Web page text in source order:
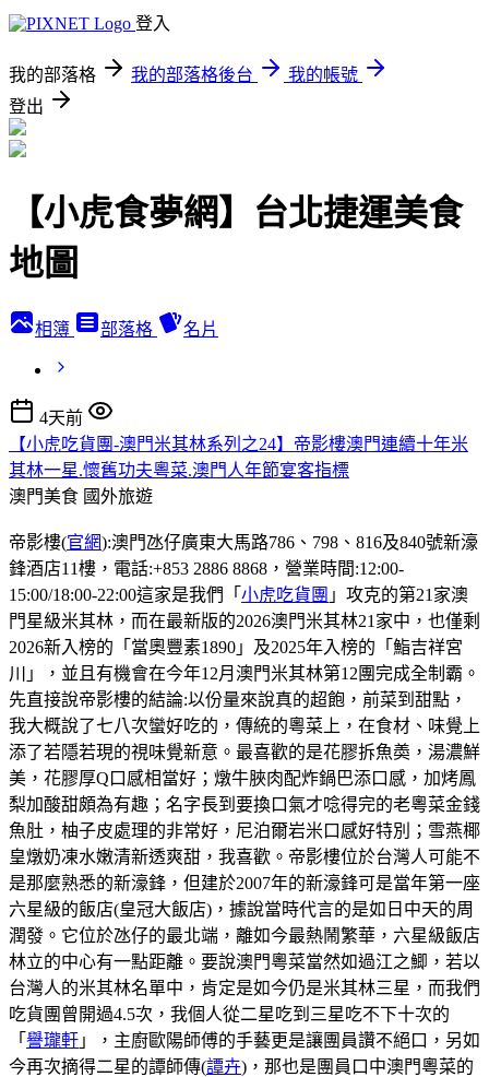
登入
我的部落格 我的部落格後台
我的帳號
登出
【小虎食夢網】台北捷運美食
地圖
相簿 部落格 名片
4天前
【小虎吃貨團-澳門米其林系列之24】帝影樓澳門連續十年米
其林一星.懷舊功夫粵菜.澳門人年節宴客指標
澳門美食 國外旅遊
帝影樓(官網):澳門氹仔廣東大馬路786、798、816及840號新濠
鋒酒店11樓，電話:+853 2886 8868，營業時間:12:00-
15:00/18:00-22:00這家是我們「 小虎吃貨團 」攻克的第21家澳
門星級米其林，而在最新版的2026澳門米其林21家中，也僅剩
2026新入榜的「當奧豐素1890」及2025年入榜的「鮨吉祥宮
川」，並且有機會在今年12月澳門米其林第12團完成全制霸。
先直接說帝影樓的結論:以份量來說真的超飽，前菜到甜點，
我大概說了七八次蠻好吃的，傳統的粵菜上，在食材、味覺上
添了若隱若現的視味覺新意。最喜歡的是花膠拆魚𡙡，湯濃鮮
美，花膠厚Q口感相當好；燉牛脥肉配炸鍋巴添口感，加烤鳳
梨加酸甜頗為有趣；名字長到要換口氣才唸得完的老粵菜金錢
魚肚，柚子皮處理的非常好，尼泊爾岩米口感好特別；雪燕椰
皇燉奶凍水嫩清新透爽甜，我喜歡。帝影樓位於台灣人可能不
是那麼熟悉的新濠鋒，但建於2007年的新濠鋒可是當年第一座
六星級的飯店(皇冠大飯店)，據說當時代言的是如日中天的周
潤發。它位於氹仔的最北端，離如今最熱鬧繁華，六星級飯店
林立的中心有一點距離。要說澳門粵菜當然如過江之鯽，若以
台灣人的米其林名單中，肯定是如今仍是米其林三星，而我們
吃貨團曾開過4.5次，我個人從二星吃到三星吃不下十次的
「 譽瓏軒 」，主廚歐陽師傅的手藝更是讓團員讚不絕口，另如
今再次摘得二星的譚師傳(譚卉)，那也是團員口中澳門粵菜的